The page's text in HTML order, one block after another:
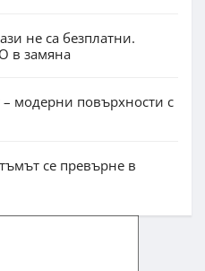
не са безплатни.
в замяна
модерни повърхности с
се превърне в